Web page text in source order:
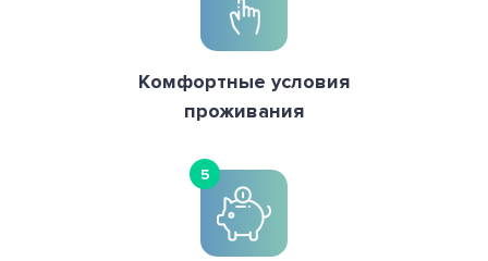
Комфортные условия
проживания
5